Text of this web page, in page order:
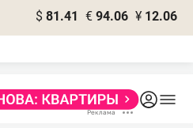
$ 81.41 € 94.06 ¥ 12.06